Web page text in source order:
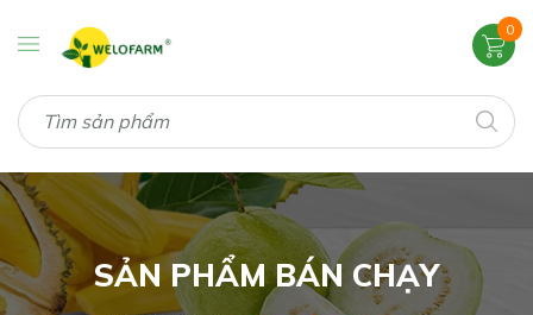
0
SẢN PHẨM BÁN CHẠY